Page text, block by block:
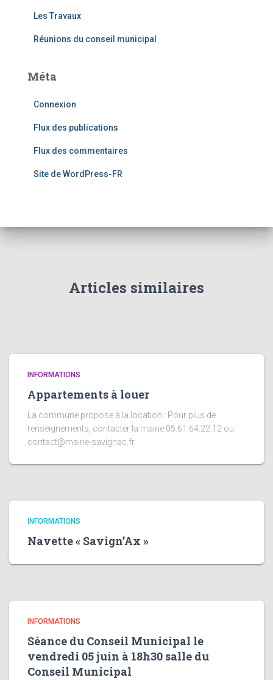
Les Travaux
Réunions du conseil municipal
Méta
Connexion
Flux des publications
Flux des commentaires
Site de WordPress-FR
Articles similaires
INFORMATIONS
Appartements à louer
La commune propose à la location : Pour plus de
renseignements, contacter la mairie 05.61.64.22.12 ou
contact@mairie-savignac.fr
INFORMATIONS
Navette « Savign’Ax »
INFORMATIONS
Séance du Conseil Municipal le
vendredi 05 juin à 18h30 salle du
Conseil Municipal